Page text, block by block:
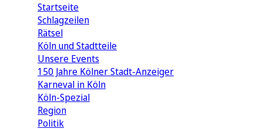
Startseite
Schlagzeilen
Rätsel
Köln und Stadtteile
Unsere Events
150 Jahre Kölner Stadt-Anzeiger
Karneval in Köln
Köln-Spezial
Region
Politik